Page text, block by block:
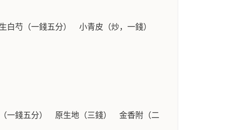
白芍（一錢五分） 小青皮（炒，一錢）
一錢五分） 原生地（三錢） 金香附（二